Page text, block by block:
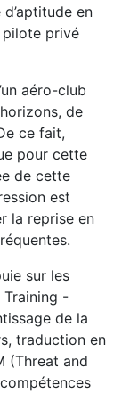
en
pilote privé
aéro-club
de
ce fait,
pour cette
de cette
est
la reprise en
sur les
Training -
de la
traduction en
(Threat and